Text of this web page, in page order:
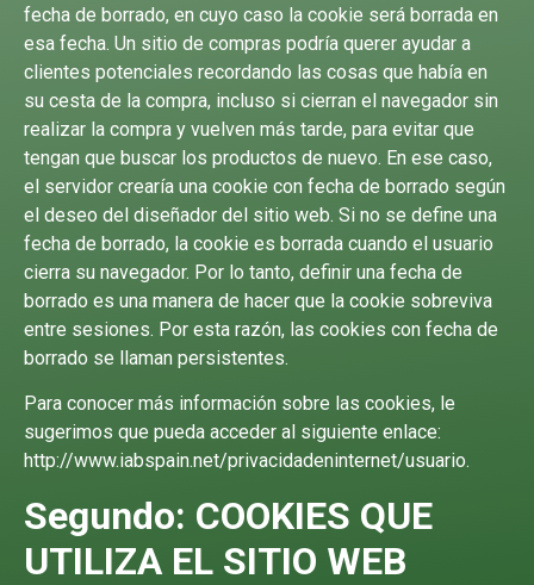
fecha de borrado, en cuyo caso la cookie será borrada en
esa fecha. Un sitio de compras podría querer ayudar a
clientes potenciales recordando las cosas que había en
su cesta de la compra, incluso si cierran el navegador sin
realizar la compra y vuelven más tarde, para evitar que
tengan que buscar los productos de nuevo. En ese caso,
el servidor crearía una cookie con fecha de borrado según
el deseo del diseñador del sitio web. Si no se define una
fecha de borrado, la cookie es borrada cuando el usuario
cierra su navegador. Por lo tanto, definir una fecha de
borrado es una manera de hacer que la cookie sobreviva
entre sesiones. Por esta razón, las cookies con fecha de
borrado se llaman persistentes.
Para conocer más información sobre las cookies, le
sugerimos que pueda acceder al siguiente enlace:
http://www.iabspain.net/privacidadeninternet/usuario.
Segundo: COOKIES QUE
UTILIZA EL SITIO WEB